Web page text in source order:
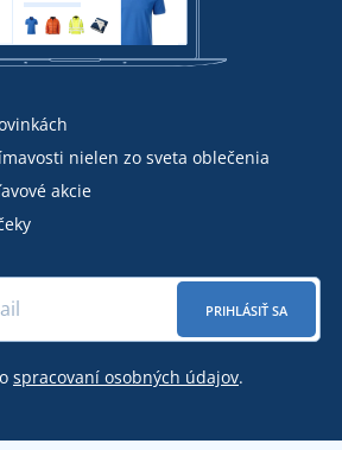
nielen zo sveta oblečenia
akcie
PRIHLÁSIŤ SA
spracovaní osobných údajov.